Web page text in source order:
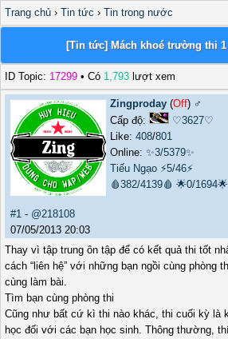
Trang chủ › Tin tức › Tin trong nước
[Tin tức] Mách khoé trường thi
ID Topic: 17299 • Có 1,793 lượt xem
Zingproday (Off) ♂️
Cấp độ:
♡3627♡
Like: 408/801
Online: ✨3/5379✨
Tiếu Ngạo ⚡5/46⚡
🩸382/4139🩸 🌟0/1694🌟
#1 - @218108
07/05/2013 20:03
Thay vì tập trung ôn tập để có kết quả thi tốt
cách “liên hệ” với những bạn ngồi cùng
cùng làm bài.
Tìm bạn cùng phòng thi
Cũng như bất cứ kì thi nào khác, thi cuối kỳ là
học đối với các bạn học sinh. Thông thường,